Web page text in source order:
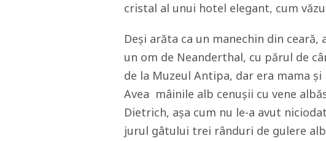
cristal al unui hotel elegant, cum
Deși arăta ca un manechin din ceară,
un om de Neanderthal, cu părul de
de la Muzeul Antipa, dar era mama
Avea mâinile alb cenușii cu vene
Dietrich, așa cum nu le-a avut
jurul gâtului trei rânduri de gulere